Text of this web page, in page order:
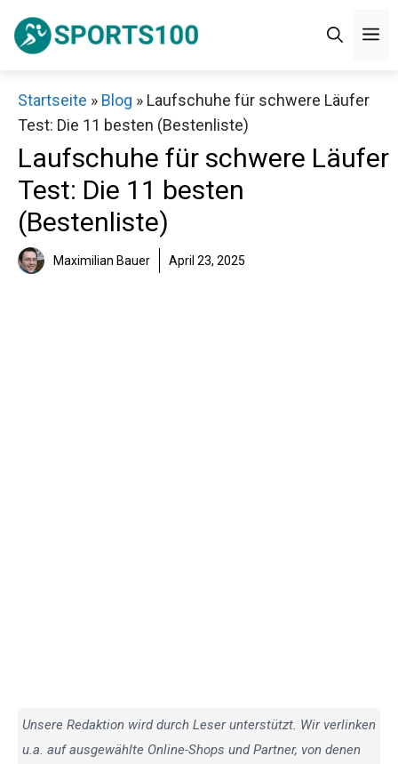
Inhalt
Startseite » Blog » Laufschuhe für schwere Läufer
Test: Die 11 besten (Bestenliste)
Laufschuhe für schwere Läufer
Test: Die 11 besten
(Bestenliste)
Maximilian Bauer April 23, 2025
Unsere Redaktion wird durch Leser unterstützt. Wir verlinken
u.a. auf ausgewählte Online-Shops und Partner, von denen